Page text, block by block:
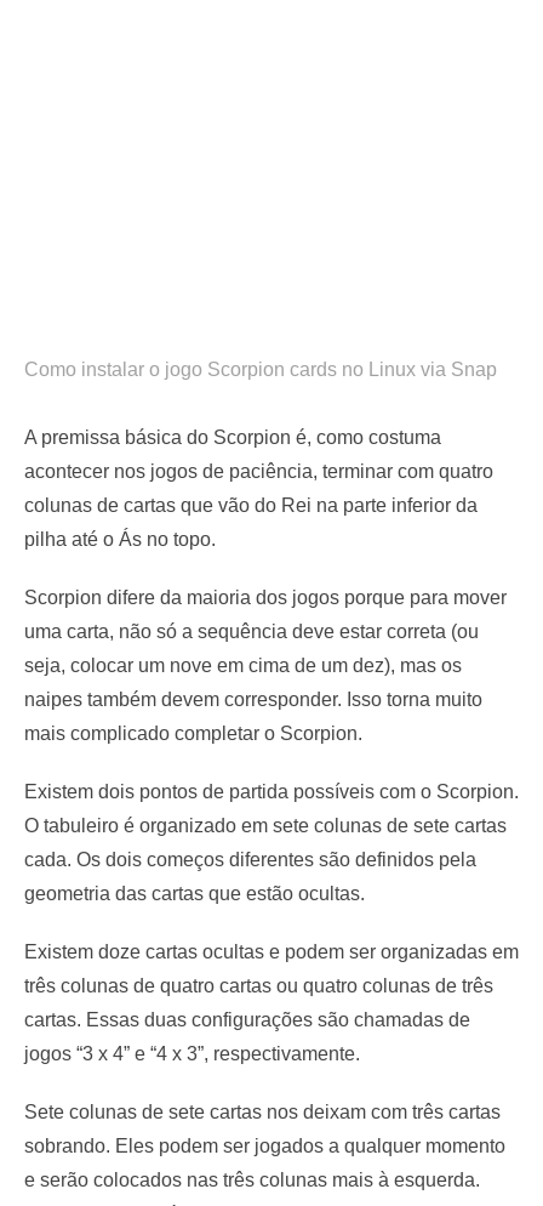
Como instalar o jogo Scorpion cards no Linux via Snap
A premissa básica do Scorpion é, como costuma
acontecer nos jogos de paciência, terminar com quatro
colunas de cartas que vão do Rei na parte inferior da
pilha até o Ás no topo.
Scorpion difere da maioria dos jogos porque para mover
uma carta, não só a sequência deve estar correta (ou
seja, colocar um nove em cima de um dez), mas os
naipes também devem corresponder. Isso torna muito
mais complicado completar o Scorpion.
Existem dois pontos de partida possíveis com o Scorpion.
O tabuleiro é organizado em sete colunas de sete cartas
cada. Os dois começos diferentes são definidos pela
geometria das cartas que estão ocultas.
Existem doze cartas ocultas e podem ser organizadas em
três colunas de quatro cartas ou quatro colunas de três
cartas. Essas duas configurações são chamadas de
jogos “3 x 4” e “4 x 3”, respectivamente.
Sete colunas de sete cartas nos deixam com três cartas
sobrando. Eles podem ser jogados a qualquer momento
e serão colocados nas três colunas mais à esquerda.